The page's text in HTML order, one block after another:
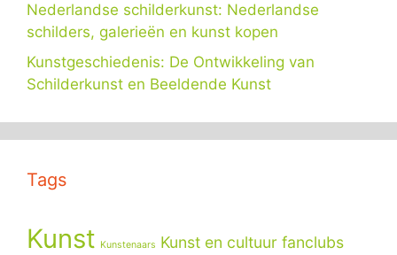
Nederlandse schilderkunst: Nederlandse
schilders, galerieën en kunst kopen
Kunstgeschiedenis: De Ontwikkeling van
Schilderkunst en Beeldende Kunst
Tags
Kunst Kunstenaars Kunst en cultuur fanclubs